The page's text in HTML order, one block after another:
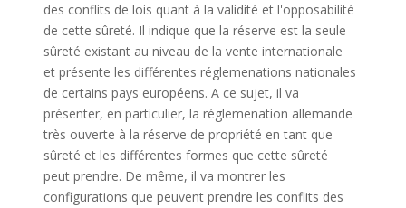
des conflits de lois quant à la validité et l'opposabilité
de cette sûreté. Il indique que la réserve est la seule
sûreté existant au niveau de la vente internationale
et présente les différentes réglemenations nationales
de certains pays européens. A ce sujet, il va
présenter, en particulier, la réglemenation allemande
très ouverte à la réserve de propriété en tant que
sûreté et les différentes formes que cette sûreté
peut prendre. De même, il va montrer les
configurations que peuvent prendre les conflits des